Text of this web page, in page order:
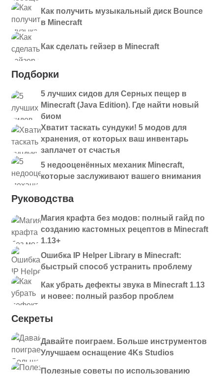
Как получить музыкальный диск Bounce
в Minecraft
Как сделать гейзер в Minecraft
Подборки
5 лучших сидов для Серных пещер в
Minecraft (Java Edition). Где найти новый
биом
Хватит таскать сундуки! 5 модов для
хранения, от которых ваш инвентарь
заплачет от счастья
5 недооценённых механик Minecraft,
которые заслуживают вашего внимания
Руководства
Магия крафта без модов: полный гайд по
созданию кастомных рецептов в Minecraft
1.13+
Ошибка IP Helper Library в Minecraft:
быстрый способ устранить проблему
Как убрать дефекты звука в Minecraft 1.13
и новее: полный разбор проблем
Секреты
Давайте поиграем. Больше инструментов
Улучшаем оснащение 4Ks Studios
Полезные советы по использованию